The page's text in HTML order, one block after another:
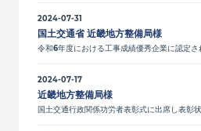
2024-07-31
国土交通省 近畿地方整備局様
令和6年度における工事成績優秀企業に認定さ
2024-07-17
近畿地方整備局様
国土交通行政関係功労者表彰式に出席し表彰